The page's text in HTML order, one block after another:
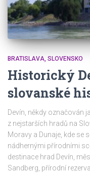
BRATISLAVA SLOVENSKO
Historický
slovanské
Devín, někdy označován
z nejstarších hradů na
Moravy a Dunaje, kde se
nádhernými přírodními
destinace hrad Devín,
Sandberg, přírodní